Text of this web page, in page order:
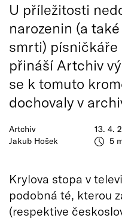
Artchiv
Jakub Hošek
13. 4.
5
U příležitosti
narozenin (a
smrti) písničkáře
přináší Artchiv
se k tomuto
dochovaly v
Krylova stopa v
podobná té, kterou
(respektive